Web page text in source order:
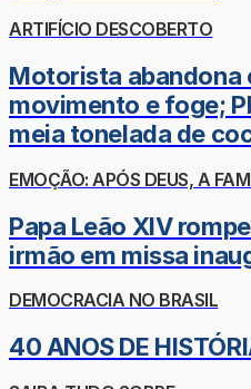
ARTIFÍCIO DESCOBERTO
Motorista abandona
movimento e foge;
meia tonelada de
EMOÇÃO: APÓS DEUS, A
Papa Leão XIV
irmão em missa
DEMOCRACIA NO BRASIL
40 ANOS DE